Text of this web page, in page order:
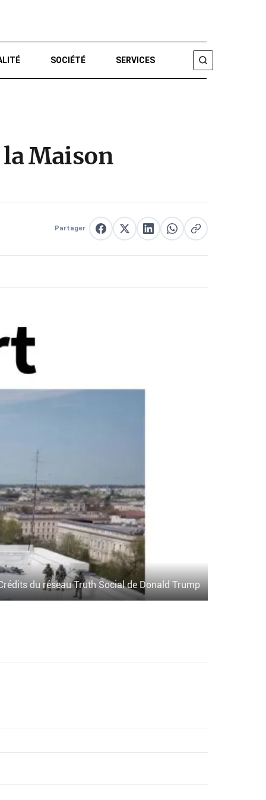
SOCIÉTÉ SERVICES
la Maison
Partager Partager sur Facebook
Partager sur XPartager sur LinkedIn
Partager sur WhatsApp
Copier le lien
du réseau Truth Social de Donald Trump